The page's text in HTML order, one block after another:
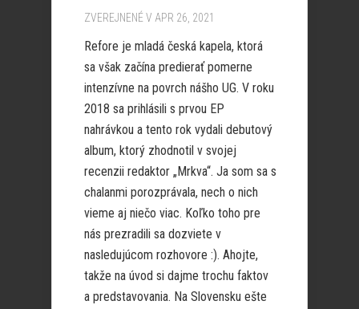
ZVEREJNENÉ V APR 26, 2021
Refore je mladá česká kapela, ktorá
sa však začína predierať pomerne
intenzívne na povrch nášho UG. V roku
2018 sa prihlásili s prvou EP
nahrávkou a tento rok vydali debutový
album, ktorý zhodnotil v svojej
recenzii redaktor „Mrkva“. Ja som sa s
chalanmi porozprávala, nech o nich
vieme aj niečo viac. Koľko toho pre
nás prezradili sa dozviete v
nasledujúcom rozhovore :). Ahojte,
takže na úvod si dajme trochu faktov
a predstavovania. Na Slovensku ešte